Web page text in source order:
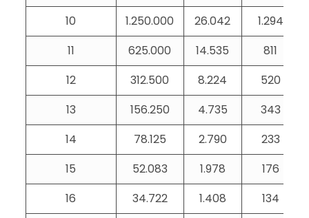
10
1.250.000 26.042
1.294
11
625.000 14.535
811
12
312.500 8.224
520
13
156.250 4.735
343
14
78.125 2.790
233
15
52.083 1.978
176
16
34.722 1.408
134